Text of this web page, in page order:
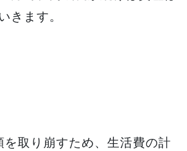
きます。
を取り崩すため、生活費の計